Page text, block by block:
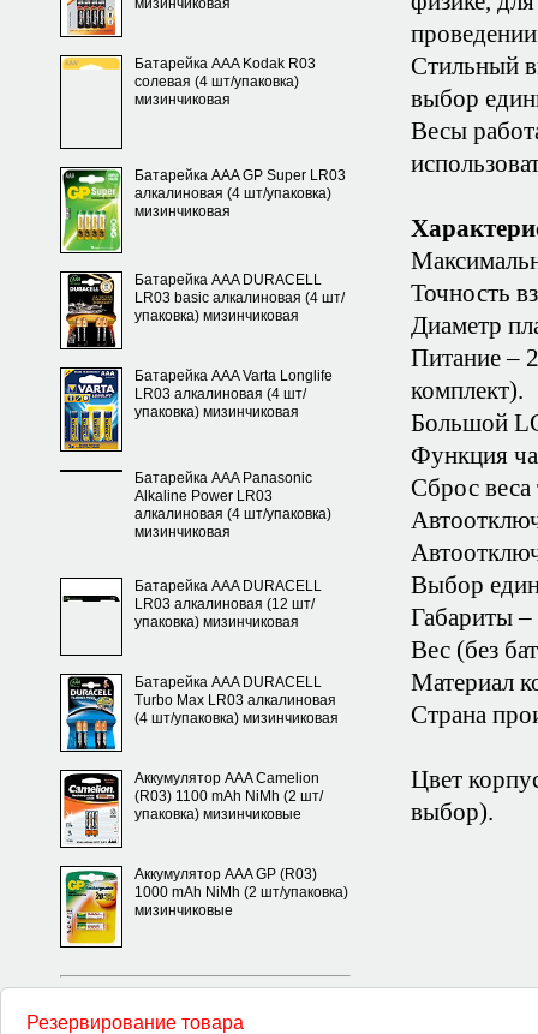
мизинчиковая
Батарейка AAA Kodak R03
солевая (4 шт/упаковка)
мизинчиковая
Батарейка AAA GP Super LR03
алкалиновая (4 шт/упаковка)
мизинчиковая
Батарейка AAA DURACELL
LR03 basic алкалиновая (4 шт/
упаковка) мизинчиковая
Батарейка AAA Varta Longlife
LR03 алкалиновая (4 шт/
упаковка) мизинчиковая
Батарейка AAA Panasonic
Alkaline Power LR03
алкалиновая (4 шт/упаковка)
мизинчиковая
Батарейка AAA DURACELL
LR03 алкалиновая (12 шт/
упаковка) мизинчиковая
Батарейка AAA DURACELL
Turbo Max LR03 алкалиновая
(4 шт/упаковка) мизинчиковая
Аккумулятор AAA Camelion
(R03) 1100 mAh NiMh (2 шт/
упаковка) мизинчиковые
Аккумулятор AAA GP (R03)
1000 mAh NiMh (2 шт/упаковка)
мизинчиковые
Стильный
выбор
Весы
Точность
Диаметр
Питание –
комплект).
Большой
Функция
Сброс веса
Выбор
Габариты
Вес (без
Материал
Страна
Цвет
выбор).
Резервирование товара